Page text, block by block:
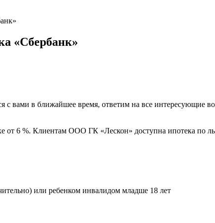
«Сбербанк»
с вами в ближайшее время, ответим на все интересующие
от 6 %. Клиентам ООО ГК «Лескон» доступна ипотека по
или ребенком инвалидом младше 18 лет